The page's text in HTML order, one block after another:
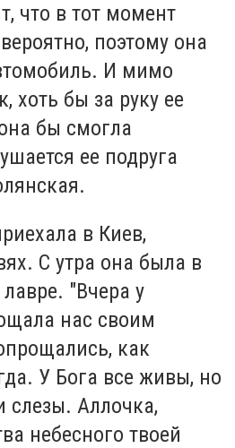
что в тот момент
поэтому она
И мимо
хоть бы за руку ее
бы смогла
ее подруга
в Киев,
С утра она была в
"Вчера у
нас своим
как
У Бога все живы, но
слезы. Аллочка,
небесного твоей